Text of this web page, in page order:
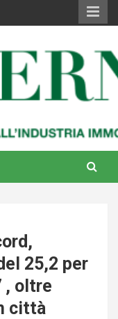
25,2 per
, oltre
città